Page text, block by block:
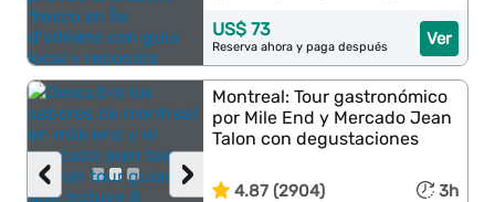
Ver
US$ 73
Reserva ahora y paga después
›
‹
Montreal: Tour gastronómico
por Mile End y Mercado Jean
Talon con degustaciones
4.87 (2904) 3h